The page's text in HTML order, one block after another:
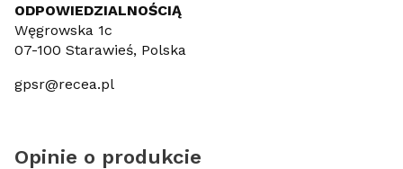
ODPOWIEDZIALNOŚCIĄ
Węgrowska 1c
07-100 Starawieś, Polska
gpsr@recea.pl
Opinie o produkcie